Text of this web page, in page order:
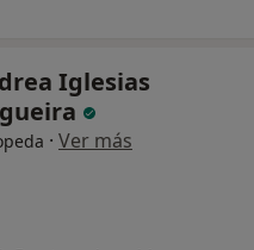
Iglesias
· Ver más